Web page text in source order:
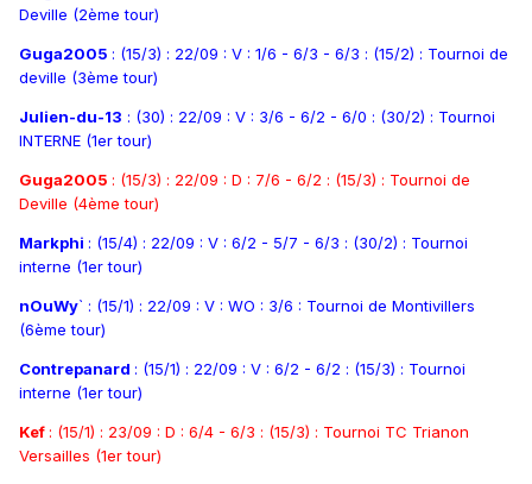
Deville (2ème tour)
Guga2005 : (15/3) : 22/09 : V : 1/6 - 6/3 - 6/3 : (15/2) : Tournoi de
deville (3ème tour)
Julien-du-13 : (30) : 22/09 : V : 3/6 - 6/2 - 6/0 : (30/2) : Tournoi
INTERNE (1er tour)
Guga2005 : (15/3) : 22/09 : D : 7/6 - 6/2 : (15/3) : Tournoi de
Deville (4ème tour)
Markphi : (15/4) : 22/09 : V : 6/2 - 5/7 - 6/3 : (30/2) : Tournoi
interne (1er tour)
nOuWy` : (15/1) : 22/09 : V : WO : 3/6 : Tournoi de Montivillers
(6ème tour)
Contrepanard : (15/1) : 22/09 : V : 6/2 - 6/2 : (15/3) : Tournoi
interne (1er tour)
Kef : (15/1) : 23/09 : D : 6/4 - 6/3 : (15/3) : Tournoi TC Trianon
Versailles (1er tour)